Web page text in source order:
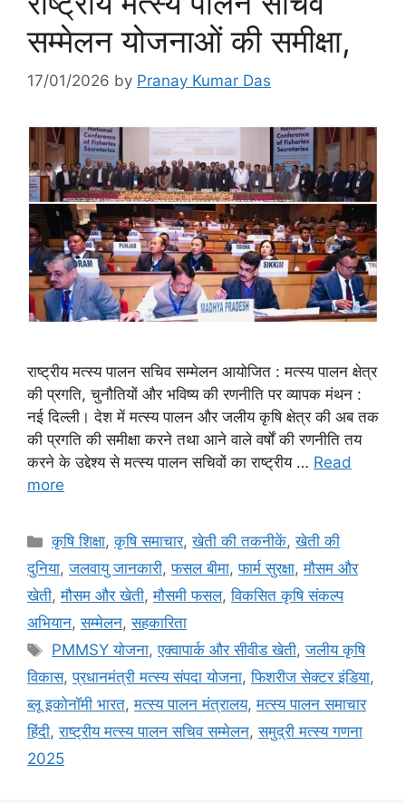
सम्मेलन योजनाओं की समीक्षा,
17/01/2026 by Pranay Kumar Das
राष्ट्रीय मत्स्य पालन सचिव सम्मेलन आयोजित : मत्स्य पालन क्षेत्र
की प्रगति, चुनौतियों और भविष्य की रणनीति पर व्यापक मंथन :
नई दिल्ली। देश में मत्स्य पालन और जलीय कृषि क्षेत्र की अब तक
की प्रगति की समीक्षा करने तथा आने वाले वर्षों की रणनीति तय
करने के उद्देश्य से मत्स्य पालन सचिवों का राष्ट्रीय … Read
more
कृषि शिक्षा,कृषि समाचार,खेती की तकनीकें,खेती की
दुनिया,जलवायु जानकारी,फसल बीमा,फार्म सुरक्षा,मौसम और
खेती,मौसम और खेती,मौसमी फसल,विकसित कृषि संकल्प
अभियान,सम्मेलन,सहकारिता
PMMSY योजना,एक्वापार्क और सीवीड खेती,जलीय कृषि
विकास,प्रधानमंत्री मत्स्य संपदा योजना,फिशरीज सेक्टर इंडिया,
ब्लू इकोनॉमी भारत,मत्स्य पालन मंत्रालय,मत्स्य पालन समाचार
हिंदी,राष्ट्रीय मत्स्य पालन सचिव सम्मेलन,समुद्री मत्स्य गणना
2025